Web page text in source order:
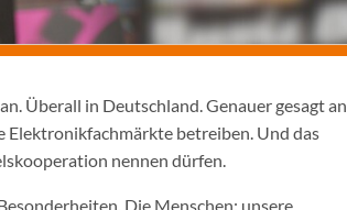
Überall in Deutschland. Genauer gesagt an
betreiben. Und das
nennen dürfen.
Die Menschen: unsere